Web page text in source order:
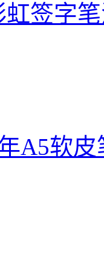
虹签字
A5软